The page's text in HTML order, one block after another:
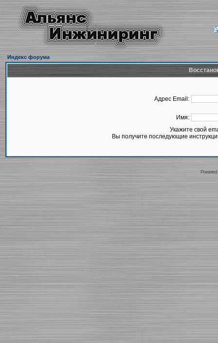
Индекс форума
Адрес Email:
Имя:
Укажите свой
Вы получите последующие